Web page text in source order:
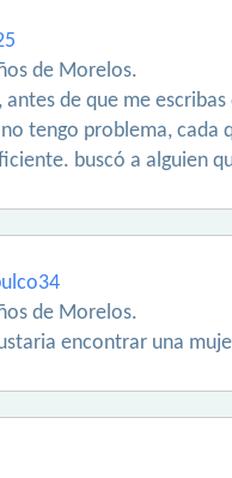
de Morelos.
antes de que me
tengo problema, cada
buscó a alguien
de Morelos.
encontrar una